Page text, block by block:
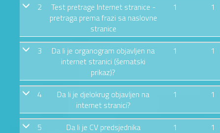
2
Test pretrage Internet stranice -
pretraga prema frazi sa naslovne
stranice
1 1
3
Da li je organogram objavljen na
internet stranici (šematski
prikaz)?
1 1
4
Da li je djelokrug objavljen na
internet stranici?
1 1
5
Da li je CV predsjednika
1 1